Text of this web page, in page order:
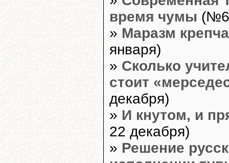
время чумы
» Маразм
января)
» Сколько
стоит
декабря)
» И кнутом, и
22 декабря)
» Решение